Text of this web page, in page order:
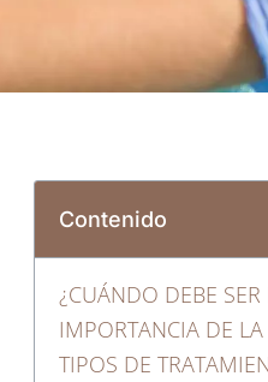
Contenido
¿CUÁNDO DEBE
IMPORTANCIA DE
TIPOS DE